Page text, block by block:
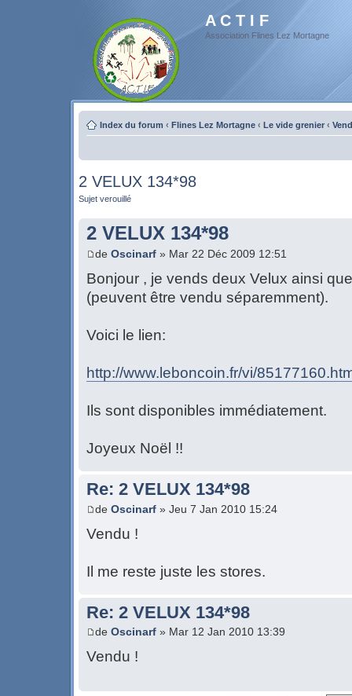
A C T I F
Association Flines Lez Mortagne
Index du forum ‹ Flines Lez Mortagne ‹ Le vide grenier ‹
2 VELUX 134*98
Sujet verouillé
2 VELUX 134*98
de Oscinarf » Mar 22 Déc 2009 12:51
Bonjour , je vends deux Velux ainsi
(peuvent être vendu séparemment).
Voici le lien:
http://www.leboncoin.fr/vi/
Ils sont disponibles immédiatement.
Joyeux Noël !!
Re: 2 VELUX 134*98
de Oscinarf » Jeu 7 Jan 2010 15:24
Vendu !
Il me reste juste les stores.
Re: 2 VELUX 134*98
de Oscinarf » Mar 12 Jan 2010 13:39
Vendu !